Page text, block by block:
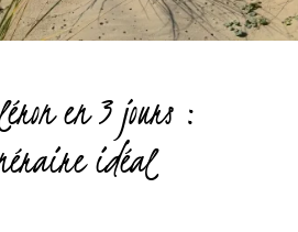
en 3 jours :
idéal